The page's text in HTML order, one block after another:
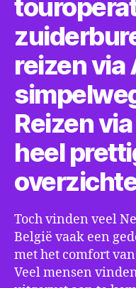
reizen via
Reizen
heel
Toch vinden veel
België vaak een
met het comfort
Veel mensen